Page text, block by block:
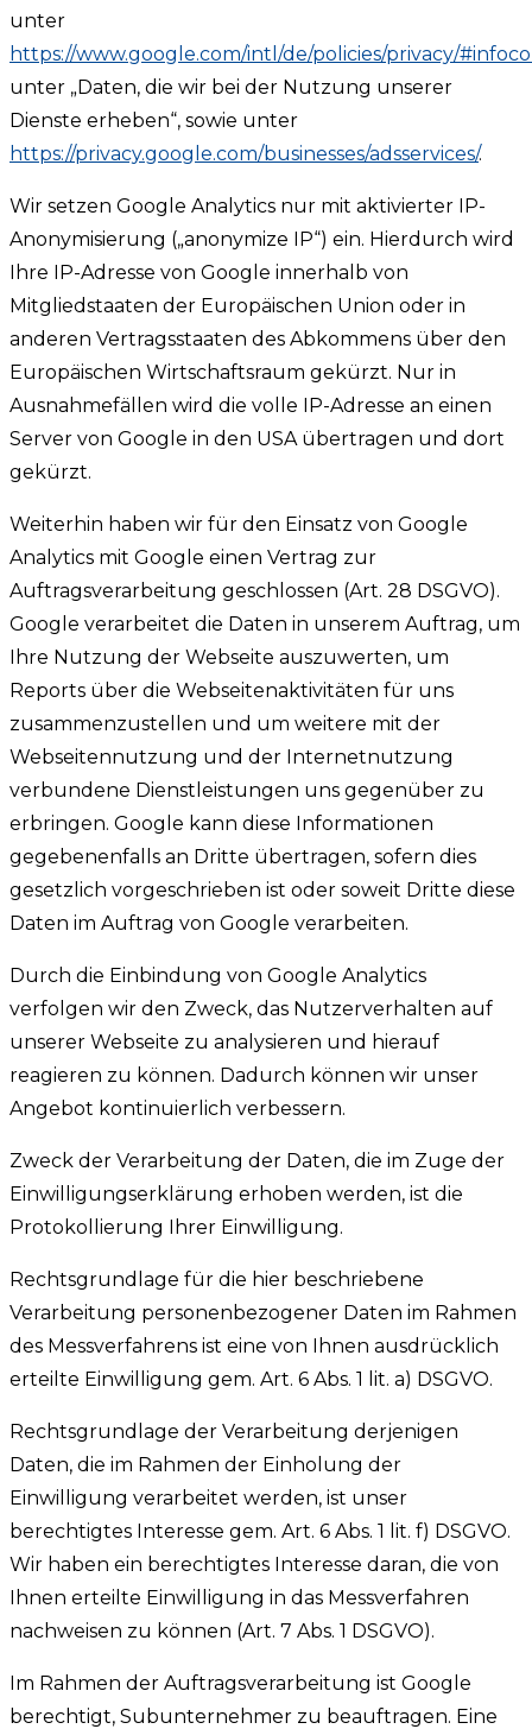
unter
https://www.google.com/intl/de/policies/privacy/
unter „Daten, die wir bei der Nutzung unserer
Dienste erheben“, sowie unter
https://privacy.google.com/businesses/adsservices/.
Wir setzen Google Analytics nur mit aktivierter IP-
Anonymisierung („anonymize IP“) ein. Hierdurch wird
Ihre IP-Adresse von Google innerhalb von
Mitgliedstaaten der Europäischen Union oder in
anderen Vertragsstaaten des Abkommens über den
Europäischen Wirtschaftsraum gekürzt. Nur in
Ausnahmefällen wird die volle IP-Adresse an einen
Server von Google in den USA übertragen und dort
gekürzt.
Weiterhin haben wir für den Einsatz von Google
Analytics mit Google einen Vertrag zur
Auftragsverarbeitung geschlossen (Art. 28 DSGVO).
Google verarbeitet die Daten in unserem Auftrag, um
Ihre Nutzung der Webseite auszuwerten, um
Reports über die Webseitenaktivitäten für uns
zusammenzustellen und um weitere mit der
Webseitennutzung und der Internetnutzung
verbundene Dienstleistungen uns gegenüber zu
erbringen. Google kann diese Informationen
gegebenenfalls an Dritte übertragen, sofern dies
gesetzlich vorgeschrieben ist oder soweit Dritte diese
Daten im Auftrag von Google verarbeiten.
Durch die Einbindung von Google Analytics
verfolgen wir den Zweck, das Nutzerverhalten auf
unserer Webseite zu analysieren und hierauf
reagieren zu können. Dadurch können wir unser
Angebot kontinuierlich verbessern.
Zweck der Verarbeitung der Daten, die im Zuge der
Einwilligungserklärung erhoben werden, ist die
Protokollierung Ihrer Einwilligung.
Rechtsgrundlage für die hier beschriebene
Verarbeitung personenbezogener Daten im Rahmen
des Messverfahrens ist eine von Ihnen ausdrücklich
erteilte Einwilligung gem. Art. 6 Abs. 1 lit. a) DSGVO.
Rechtsgrundlage der Verarbeitung derjenigen
Daten, die im Rahmen der Einholung der
Einwilligung verarbeitet werden, ist unser
berechtigtes Interesse gem. Art. 6 Abs. 1 lit. f) DSGVO.
Wir haben ein berechtigtes Interesse daran, die von
Ihnen erteilte Einwilligung in das Messverfahren
nachweisen zu können (Art. 7 Abs. 1 DSGVO).
Im Rahmen der Auftragsverarbeitung ist Google
berechtigt, Subunternehmer zu beauftragen. Eine